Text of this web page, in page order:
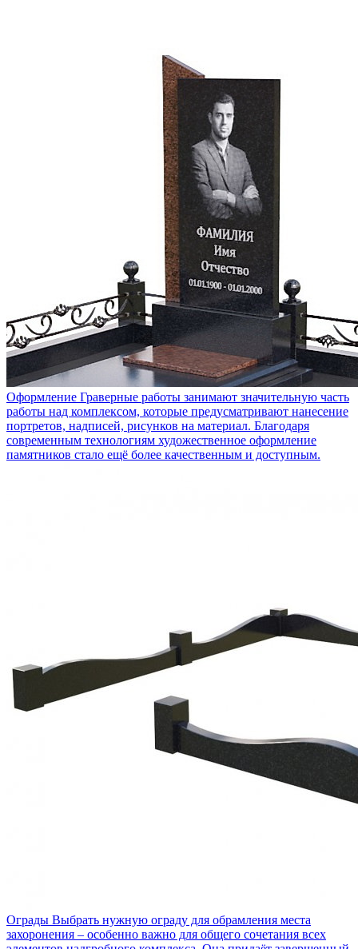
внести предоплату и оплату после изготовления
Оформление Граверные работы занимают значительную часть
работы над комплексом, которые предусматривают нанесение
портретов, надписей, рисунков на материал. Благодаря
современным технологиям художественное оформление
памятников стало ещё более качественным и доступным.
Ограды Выбрать нужную ограду для обрамления места
захоронения – особенно важно для общего сочетания всех